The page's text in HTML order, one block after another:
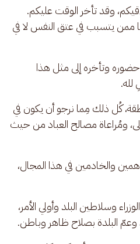
وقد تأخر الوقت عليكم.
ممن يتسبب في عتق النفس لا في
وتأخره إلى مثل هذا
كُل ذلك مِما نرجو أن يكون في
ومُراعاة مصالح العباد من حيث
والخادمين في هذا المجال،
وسلاطين البلد وأولي الأمر،
البلدة بصلاح ظاهر وباطن.